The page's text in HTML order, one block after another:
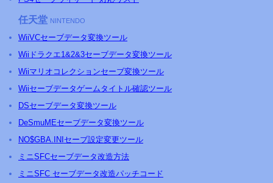
任天堂 NINTENDO
WiiVCセーブデータ変換ツール
Wiiドラクエ1&2&3セーブデータ変換ツール
Wiiマリオコレクションセーブ変換ツール
Wiiセーブデータゲームタイトル確認ツール
DSセーブデータ変換ツール
DeSmuMEセーブデータ変換ツール
NO$GBA.INIセーブ設定変更ツール
ミニSFCセーブデータ改造方法
ミニSFC セーブデータ改造パッチコード